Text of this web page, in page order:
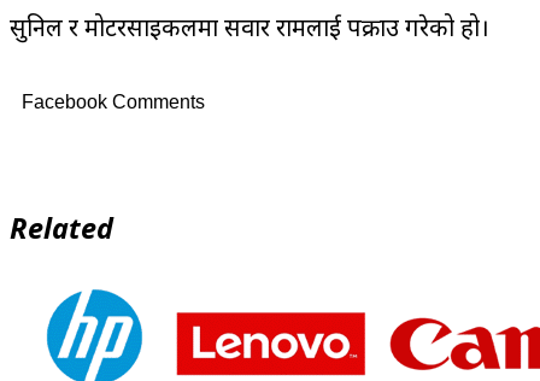
सुनिल र मोटरसाइकलमा सवार रामलाई पक्राउ गरेको हो।
Facebook Comments
Related